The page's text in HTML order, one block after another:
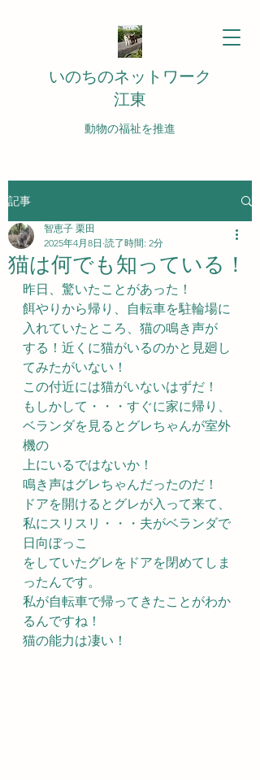
いのちのネットワーク
江東
動物の福祉を推進
記事
猫は何でも知っている！
智恵子 栗田
2025年4月8日 読了時間: 2分
昨日、驚いたことがあった！
餌やりから帰り、自転車を駐輪場に
入れていたところ、猫の鳴き声が
する！近くに猫がいるのかと見廻し
てみたがいない！
この付近には猫がいないはずだ！
もしかして・・・すぐに家に帰り、
ベランダを見るとグレちゃんが室外
機の
上にいるではないか！
鳴き声はグレちゃんだったのだ！
ドアを開けるとグレが入って来て、
私にスリスリ・・・夫がベランダで
日向ぼっこ
をしていたグレをドアを閉めてしま
ったんです。
私が自転車で帰ってきたことがわか
るんですね！
猫の能力は凄い！